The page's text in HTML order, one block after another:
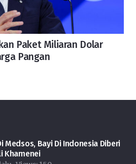
Paket Miliaran Dolar
Pangan
Medsos, Bayi Di Indonesia Diberi
Khamenei